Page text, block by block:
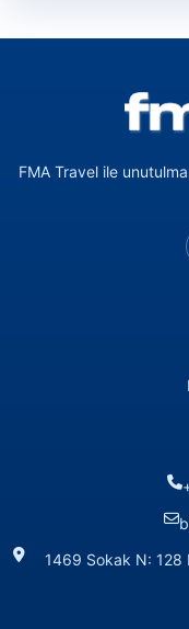
FMA Travel ile
1469 Sokak N: 128